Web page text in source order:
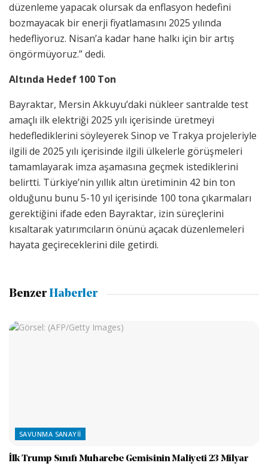
düzenleme yapacak olursak da enflasyon hedefini
bozmayacak bir enerji fiyatlamasını 2025 yılında
hedefliyoruz. Nisan’a kadar hane halkı için bir artış
öngörmüyoruz.” dedi.
Altında Hedef 100 Ton
Bayraktar, Mersin Akkuyu’daki nükleer santralde test
amaçlı ilk elektriği 2025 yılı içerisinde üretmeyi
hedeflediklerini söyleyerek Sinop ve Trakya projeleriyle
ilgili de 2025 yılı içerisinde ilgili ülkelerle görüşmeleri
tamamlayarak imza aşamasına geçmek istediklerini
belirtti. Türkiye’nin yıllık altın üretiminin 42 bin ton
olduğunu bunu 5-10 yıl içerisinde 100 tona çıkarmaları
gerektiğini ifade eden Bayraktar, izin süreçlerini
kısaltarak yatırımcıların önünü açacak düzenlemeleri
hayata geçireceklerini dile getirdi.
Benzer Haberler
SAVUNMA SANAYII
İlk Trump Sınıfı Muharebe Gemisinin Maliyeti 23 Milyar